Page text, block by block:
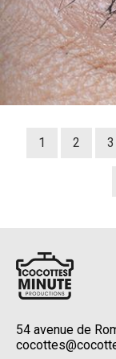
1 2 3
54 avenue de